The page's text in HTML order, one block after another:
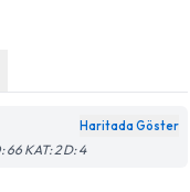
Haritada Göster
66 KAT: 2 D: 4